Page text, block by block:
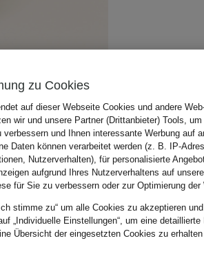
zu Cookies
auf dieser Webseite Cookies und andere
wir und unsere Partner (Drittanbieter) Tools,
verbessern und Ihnen interessante Werbung auf
Daten können verarbeitet werden (z. B. IP-
Nutzerverhalten), für personalisierte
aufgrund Ihres Nutzerverhaltens auf
für Sie zu verbessern oder zur Optimierung der
stimme zu“ um alle Cookies zu akzeptieren
„Individuelle Einstellungen“, um eine
Übersicht der eingesetzten Cookies zu